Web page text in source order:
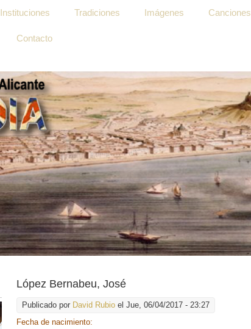
Instituciones Tradiciones Imágenes Canciones
Contacto
López Bernabeu, José
Publicado por David Rubio el Jue, 06/04/2017 - 23:27
Fecha de nacimiento: